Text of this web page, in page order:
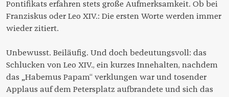
Nachhaltigkeit
Kunst
Pontifikats erfahren stets große Aufmerksamkeit. Ob bei
Franziskus oder Leo XIV.: Die ersten Worte werden immer
wieder zitiert.
Unbewusst. Beiläufig. Und doch bedeutungsvoll: das
Schlucken von Leo XIV., ein kurzes Innehalten, nachdem
das „Habemus Papam“ verklungen war und tosender
Applaus auf dem Petersplatz aufbrandete und sich das